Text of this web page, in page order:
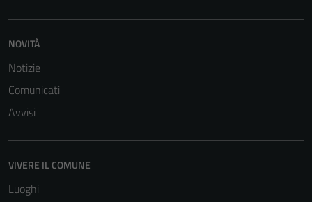
NOVITÀ
Notizie
Comunicati
Avvisi
VIVERE IL COMUNE
Luoghi
funzionamento